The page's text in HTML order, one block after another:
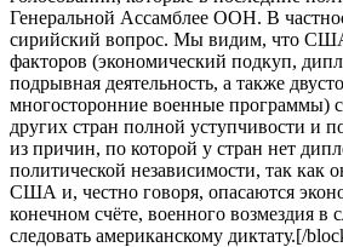
Генеральной Ассамблее ООН. В
сирийский вопрос. Мы видим, что
факторов (экономический подкуп,
подрывная деятельность, а также
многосторонние военные программы)
других стран полной уступчивости и
из причин, по которой у стран нет
политической независимости, так как
США и, честно говоря, опасаются
конечном счёте, военного возмездия в
следовать американскому диктату.[/